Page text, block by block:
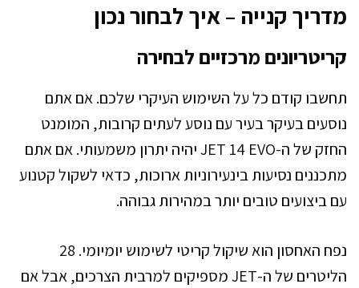
מדריך קנייה – איך לבחור נכון
קריטריונים מרכזיים לבחירה
תחשבו קודם כל על השימוש העיקרי שלכם. אם אתם
נוסעים בעיקר בעיר עם נוסע לעתים קרובות, המומנט
החזק של ה-JET 14 EVO יהיה יתרון משמעותי. אם אתם
מתכננים נסיעות בינעירוניות ארוכות, כדאי לשקול קטנוע
עם ביצועים טובים יותר במהירות גבוהה.
נפח האחסון הוא שיקול קריטי לשימוש יומיומי. 28
הליטרים של ה-JET מספיקים למרבית הצרכים, אבל אם